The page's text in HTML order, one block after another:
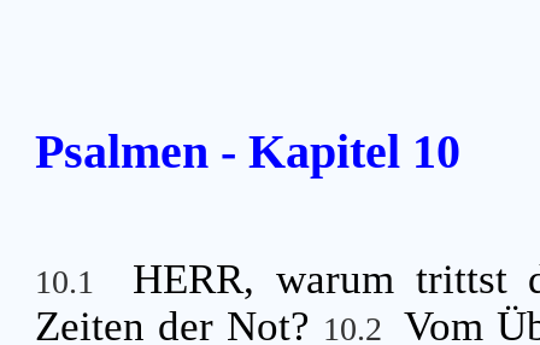
Psalmen - Kapitel 10
10.1
HERR, warum trittst
Zeiten der Not? 10.2
Vom